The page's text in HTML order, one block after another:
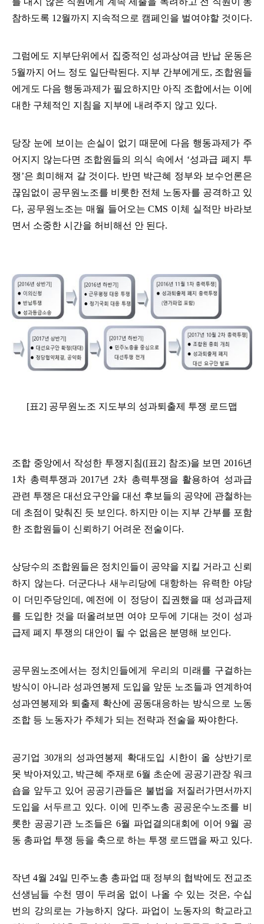
참하도록 12월까지 지속적으로 캠페인을 벌여야할 것이다.
그럼에도 지부단위에서 집중적인 성과상여금 반납 운동은
5월까지 어느 정도 일단락된다. 지부 간부에게도, 조합원들
에게도 다음 행동과제가 필요하지만 아직 조합에서는 이에
대한 구체적인 지침을 지부에 내려주지 않고 있다.
당장 눈에 보이는 손실이 없기 때문에 다음 행동과제가 주
어지지 않는다면 조합원들의 의식 속에서 ‘성과급 폐지 투
쟁’은 희미해져 갈 것이다. 반면 박근혜 정부와 보수언론은
끊임없이 공무원노조를 비롯한 전체 노동자를 공격하고 있
다, 공무원노조는 매월 들어오는CMS 이체 실적만 바라보
면서 소중한 시간을 허비해선 안 된다.
[표2] 공무원노조 지도부의 성과퇴출제 투쟁 로드맵
조합 중앙에서 작성한 투쟁지침([표2] 참조)을 보면 2016년
1 차 총력투쟁과 2017년 2차 총력투쟁을 활용하여 성과급
관련 투쟁은 대선요구안을 대선 후보들의 공약에 관철하는
데 초점이 맞춰진 듯 보인다. 하지만 이는 지부 간부를 포함
한 조합원들이 신뢰하기 어려운 전술이다.
상당수의 조합원들은 정치인들이 공약을 지킬 거라고 신뢰
하지 않는다. 더군다나 새누리당에 대항하는 유력한 야당
이 더민주당인데 , 예전에 이 정당이 집권했을 때 성과급제
를 도입한 것을 떠올려보면 여야 모두에 기대는 것이 성과
급제 폐지 투쟁의 대안이 될 수 없음은 분명해 보인다.
공무원노조에서는 정치인들에게 우리의 미래를 구걸하는
방식이 아니라 성과연봉제 도입을 앞둔 노조들과 연계하여
성과연봉제와 퇴출제 확산에 공동대응하는 방식으로 노동
조합 등 노동자가 주체가 되는 전략과 전술을 짜야한다.
공기업 30개의 성과연봉제 확대도입 시한이 올 상반기로
못 박아져있고, 박근혜 주재로 6월 초순에 공공기관장 워크
숍을 앞두고 있어 공공기관들은 불법을 저질러가면서까지
도입을 서두르고 있다. 이에 민주노총 공공운수노조를 비
롯한 공공기관 노조들은6월 파업결의대회에 이어9월 공
동 총파업 투쟁 등을 축으로 하는 투쟁 로드맵을 짜고 있다.
작년 4월 24일 민주노총 총파업 때 정부의 협박에도 전교조
선생님들 수천 명이 두려움 없이 나올 수 있는 것은, 수십
번의 강의로는 가능하지 않다. 파업이 노동자의 학교라고